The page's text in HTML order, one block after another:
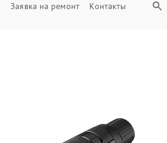
Заявка на ремонт Контакты